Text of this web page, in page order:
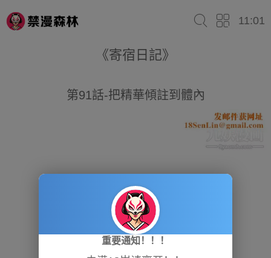
11:01
《寄宿日記》
第91話-把精華傾註到體內
重要通知！！！